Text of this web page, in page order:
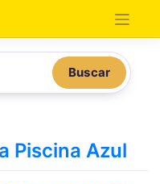
Buscar
Piscina Azul